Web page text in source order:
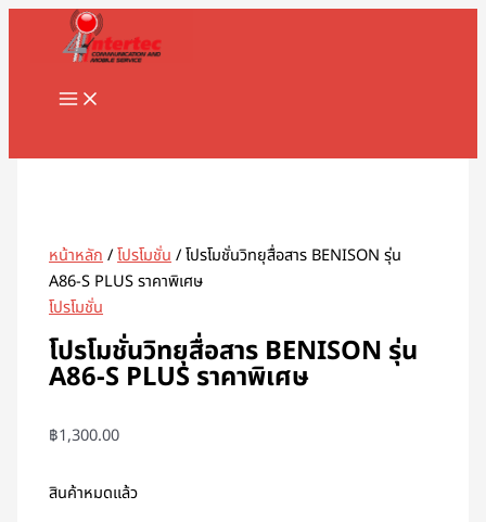
Skip
MAIN
MENU
หน้าหลัก/โปรโมชั่น/ โปรโมชั่นวิทยุสื่อสาร BENISON รุ่น
A86-S PLUS ราคาพิเศษ
โปรโมชั่น
โปรโมชั่นวิทยุสื่อสาร BENISON รุ่น
A86-S PLUS ราคาพิเศษ
฿1,300.00
สินค้าหมดแล้ว